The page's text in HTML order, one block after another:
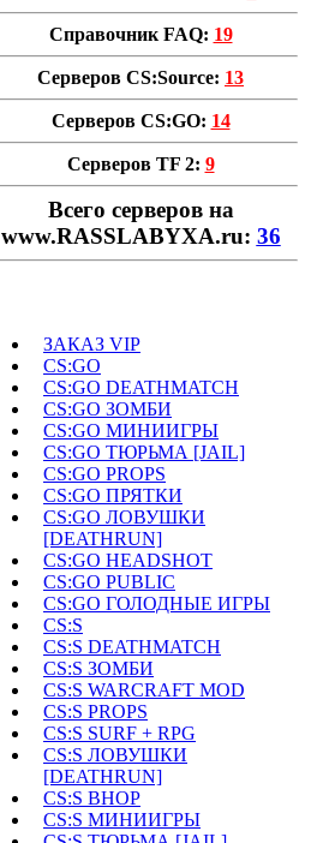
Справочник FAQ: 19
Серверов CS:Source: 13
Серверов CS:GO: 14
Серверов TF 2: 9
Всего cерверов на
www.RASSLABYXA.ru: 36
ЗАКАЗ VIP
CS:GO
CS:GO DEATHMATCH
CS:GO ЗОМБИ
CS:GO МИНИИГРЫ
CS:GO ТЮРЬМА [JAIL]
CS:GO PROPS
CS:GO ПРЯТКИ
CS:GO ЛОВУШКИ
[DEATHRUN]
CS:GO HEADSHOT
CS:GO PUBLIC
CS:GO ГОЛОДНЫЕ ИГРЫ
CS:S
CS:S DEATHMATCH
CS:S ЗОМБИ
CS:S WARCRAFT MOD
CS:S PROPS
CS:S SURF + RPG
CS:S ЛОВУШКИ
[DEATHRUN]
CS:S BHOP
CS:S МИНИИГРЫ